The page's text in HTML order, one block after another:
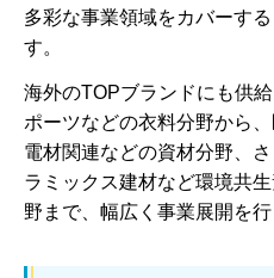
多彩な事業領域をカバーす
す。
海外のTOPブランドにも供
ポーツなどの衣料分野から
電材関連などの資材分野、
ラミックス建材など環境共
野まで、幅広く事業展開を行